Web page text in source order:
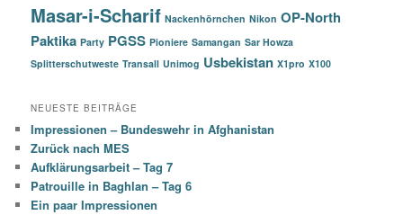
Masar-i-Scharif Nackenhörnchen Nikon OP-North
Paktika Party PGSS Pioniere Samangan Sar Howza
Splitterschutweste Transall Unimog Usbekistan X1pro X100
NEUESTE BEITRÄGE
Impressionen – Bundeswehr in Afghanistan
Zurück nach MES
Aufklärungsarbeit – Tag 7
Patrouille in Baghlan – Tag 6
Ein paar Impressionen